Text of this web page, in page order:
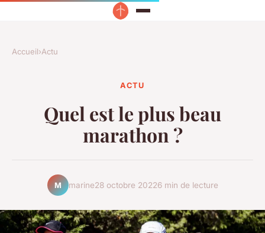
Accueil›Actu
ACTU
Quel est le plus beau
marathon ?
M marine28 octobre 20226 min de lecture